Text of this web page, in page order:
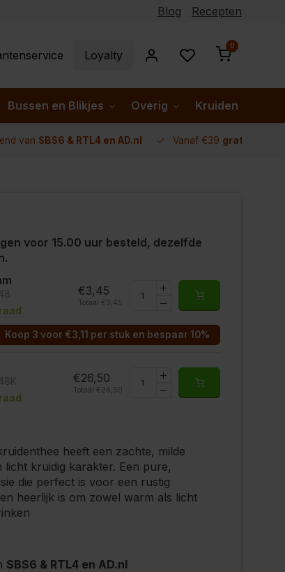
Blog Recepten
Loyalty
0
Bussen en Blikjes Overig Kruiden per
van SBS6 & RTL4 en AD.nl Vanaf €39 gratis
voor 15.00 uur besteld, dezelfde
€3,45
Totaal: €3,45
Koop 3 voor €3,11 per stuk en bespaar 10%
€26,50
Totaal: €26,50
heeft een zachte, milde
licht kruidig karakter. Een pure,
die perfect is voor een rustig
heerlijk is om zowel warm als licht
SBS6 & RTL4 en AD.nl